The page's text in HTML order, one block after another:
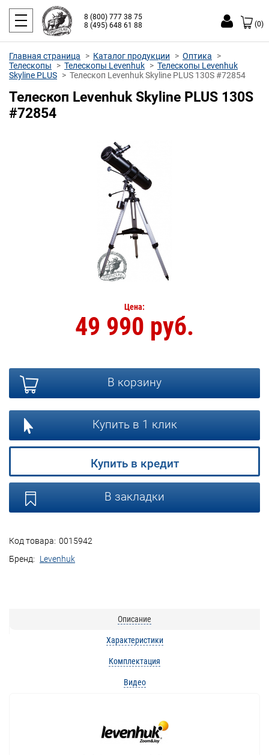
8 (800) 777 38 75
8 (495) 648 61 88
(0)
Главная страница Каталог продукции
Оптика
Телескопы
Телескопы Levenhuk
Телескопы Levenhuk
Skyline PLUS
Телескоп Levenhuk Skyline PLUS 130S #72854
Телескоп Levenhuk Skyline PLUS 130S
#72854
Код товара: 0015942
Бренд:
Levenhuk
Цена:
49 990 руб.
В корзину
Купить в 1 клик
Купить в кредит
В закладки
Описание
Характеристики
Комплектация
Видео